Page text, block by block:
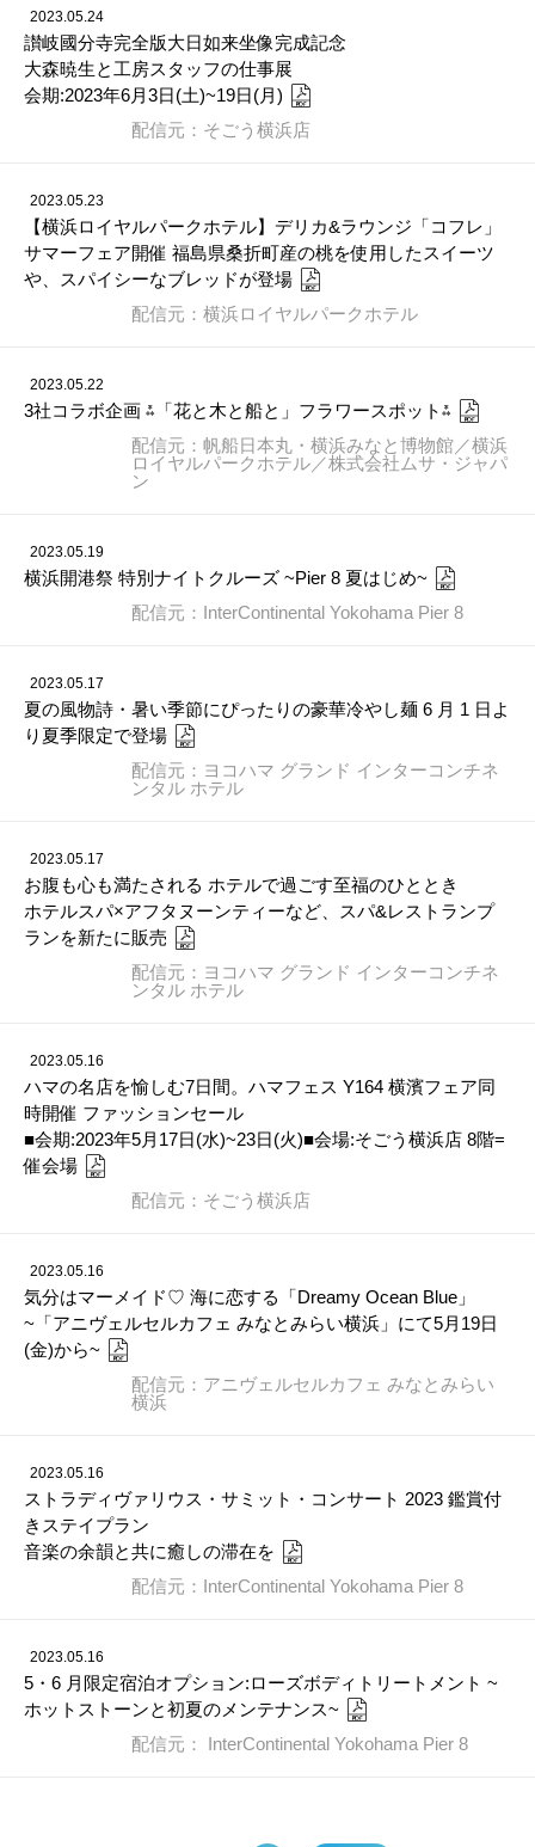
2023.05.24
讃岐國分寺完全版大日如来坐像完成記念
大森暁生と工房スタッフの仕事展
会期:2023年6月3日(土)~19日(月)
配信元：そごう横浜店
2023.05.23
【横浜ロイヤルパークホテル】デリカ&ラウンジ「コフレ」
サマーフェア開催 福島県桑折町産の桃を使用したスイーツ
や、スパイシーなブレッドが登場
配信元：横浜ロイヤルパークホテル
2023.05.22
3社コラボ企画 ⁂「花と木と船と」フラワースポット⁂
配信元：帆船日本丸・横浜みなと博物館／横浜
ロイヤルパークホテル／株式会社ムサ・ジャパ
ン
2023.05.19
横浜開港祭 特別ナイトクルーズ ~Pier 8 夏はじめ~
配信元：InterContinental Yokohama Pier 8
2023.05.17
夏の風物詩・暑い季節にぴったりの豪華冷やし麺 6 月 1 日よ
り夏季限定で登場
配信元：ヨコハマ グランド インターコンチネ
ンタル ホテル
2023.05.17
お腹も心も満たされる ホテルで過ごす至福のひととき
ホテルスパ×アフタヌーンティーなど、スパ&レストランプ
ランを新たに販売
配信元：ヨコハマ グランド インターコンチネ
ンタル ホテル
2023.05.16
ハマの名店を愉しむ7日間。ハマフェス Y164 横濱フェア同
時開催 ファッションセール
■会期:2023年5月17日(水)~23日(火)■会場:そごう横浜店 8階=
催会場
配信元：そごう横浜店
2023.05.16
気分はマーメイド♡ 海に恋する「Dreamy Ocean Blue」
~「アニヴェルセルカフェ みなとみらい横浜」にて5月19日
(金)から~
配信元：アニヴェルセルカフェ みなとみらい
横浜
2023.05.16
ストラディヴァリウス・サミット・コンサート 2023 鑑賞付
きステイプラン
音楽の余韻と共に癒しの滞在を
配信元：InterContinental Yokohama Pier 8
2023.05.16
5・6 月限定宿泊オプション:ローズボディトリートメント ~
ホットストーンと初夏のメンテナンス~
配信元： InterContinental Yokohama Pier 8